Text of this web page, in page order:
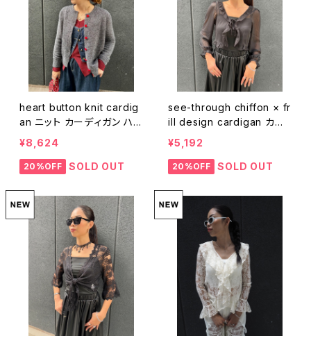
heart button knit cardig
an ニット カーディガン ハ
ート ボタン
¥8,624
20%OFF SOLD OUT
see-through chiffon × fr
ill design cardigan カー
ディガン ボレロ シフォン フ
リル シースルー 黒
¥5,192
20%OFF SOLD OUT